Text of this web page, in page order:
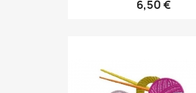
6,50 €